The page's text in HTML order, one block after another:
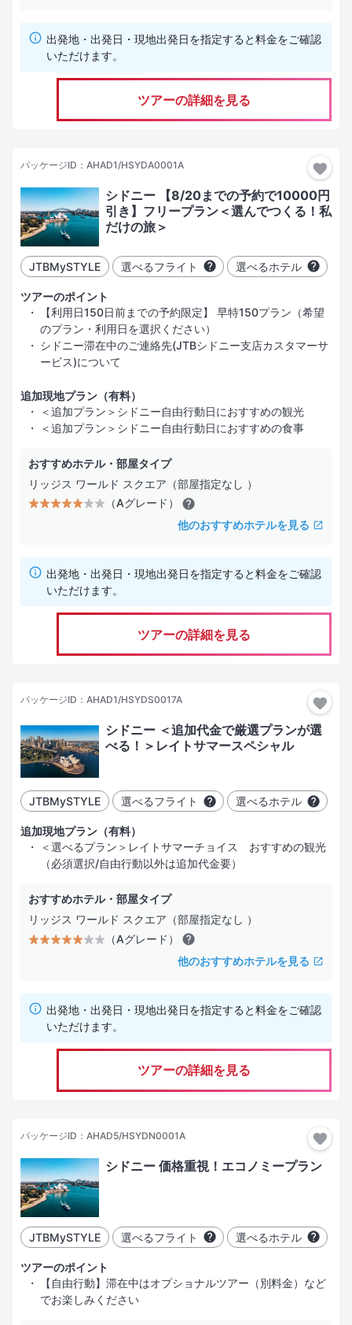
コネクティングルーム
コンドミニアム
水上コテージ
ホテル設備・サービス
プール
スパサービス
レストラン／カフェ
ビジネスサービス
インターネット
バリアフリー
出発地・出発日・現地出発日を指定すると料金をご確認
いただけます。
ツアーの詳細を見る
パッケージID：AHAD1/HSYDA0001A
シドニー 【8/20までの予約で10000円
引き】フリープラン＜選んでつくる！私
だけの旅＞
JTBMySTYLE 選べるフライト 選べるホテル
ツアーのポイント
【利用日150日前までの予約限定】 早特150プラン（希望
のプラン・利用日を選択ください）
シドニー滞在中のご連絡先(JTBシドニー支店カスタマーサ
ービス)について
追加現地プラン（有料）
＜追加プラン＞シドニー自由行動日におすすめの観光
＜追加プラン＞シドニー自由行動日におすすめの食事
おすすめホテル・部屋タイプ
リッジス ワールド スクエア（部屋指定なし ）
（Aグレード）
他のおすすめホテルを見る
出発地・出発日・現地出発日を指定すると料金をご確認
いただけます。
ツアーの詳細を見る
パッケージID：AHAD1/HSYDS0017A
シドニー ＜追加代金で厳選プランが選
べる！＞レイトサマースペシャル
JTBMySTYLE 選べるフライト 選べるホテル
追加現地プラン（有料）
＜選べるプラン＞レイトサマーチョイス おすすめの観光
（必須選択/自由行動以外は追加代金要）
おすすめホテル・部屋タイプ
リッジス ワールド スクエア（部屋指定なし ）
（Aグレード）
他のおすすめホテルを見る
出発地・出発日・現地出発日を指定すると料金をご確認
いただけます。
ツアーの詳細を見る
パッケージID：AHAD5/HSYDN0001A
シドニー 価格重視！エコノミープラン
JTBMySTYLE 選べるフライト 選べるホテル
ツアーのポイント
【自由行動】滞在中はオプショナルツアー（別料金）など
でお楽しみください